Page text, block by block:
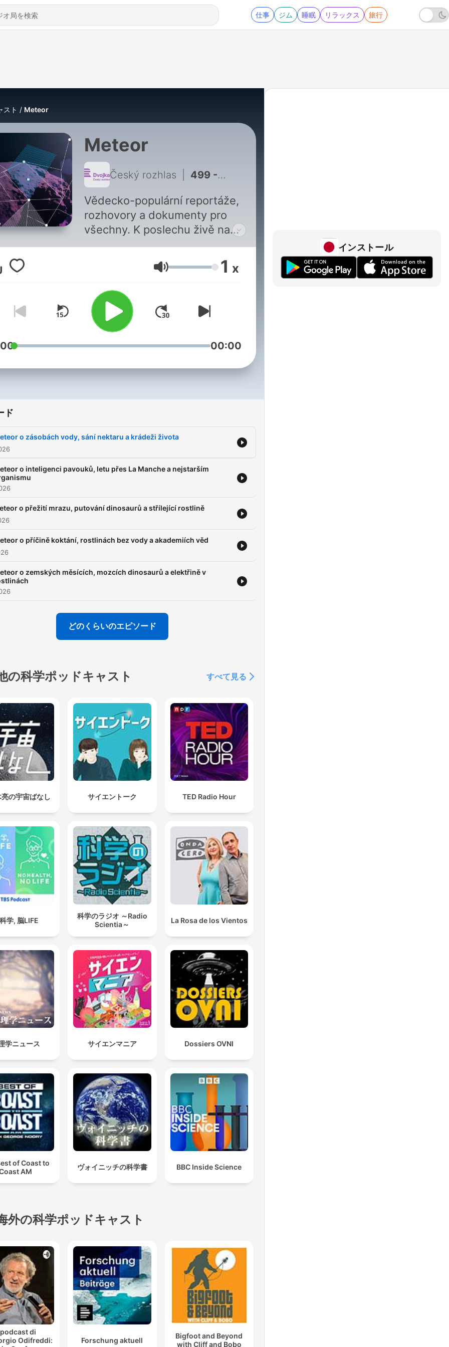
仕事 ジム 睡眠 リラックス 旅行
スト Meteor
Meteor
Český rozhlas 499 - Meteor o zásobách vody, sání nektaru a krádeži života
Vědecko-populární reportáže,
rozhovory a dokumenty pro
všechny. K poslechu živě na
Dvojce, Pohodě, na webu a v
aplikaci mujRozhlas.cz.
Všechny díly podcastu Meteor
můžete pohodlně poslouchat v
mobilní aplikaci mujRozhlas pro
Androida
mujRozhlas.cz.
音量 1 x
00:00
ド
o zásobách vody, sání nektaru a krádeži života
o inteligenci pavouků, letu přes La Manche a nejstarším
o přežití mrazu, putování dinosaurů a střílející rostlině
o příčině koktání, rostlinách bez vody a akademiích věd
o zemských měsících, mozcích dinosaurů a elektřině v
どのくらいのエピソード
の科学ポッドキャスト すべて見る
の宇宙ばなし サイエントーク TED Radio Hour
学, 脳LIFE
科学のラジオ ～Radio
Scientia～
La Rosa de los Vientos
学ニュース サイエンマニア Dossiers OVNI
of Coast to
AM
ヴォイニッチの科学書 BBC Inside Science
外の科学ポッドキャスト
di
Odifreddi:
Forschung aktuell
Bigfoot and Beyond
with Cliff and Bobo
インストール